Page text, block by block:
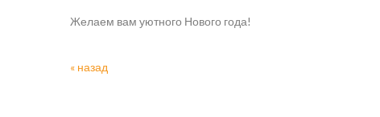
Желаем вам уютного Нового года!
« назад